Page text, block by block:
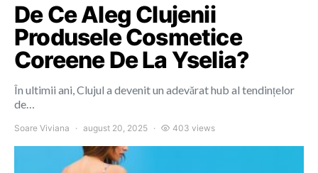
De Ce Aleg Clujenii
Produsele Cosmetice
Coreene De La Yselia?
În ultimii ani, Clujul a devenit un adevărat hub al tendințelor
de…
Soare Viviana august 20, 2025 403 views